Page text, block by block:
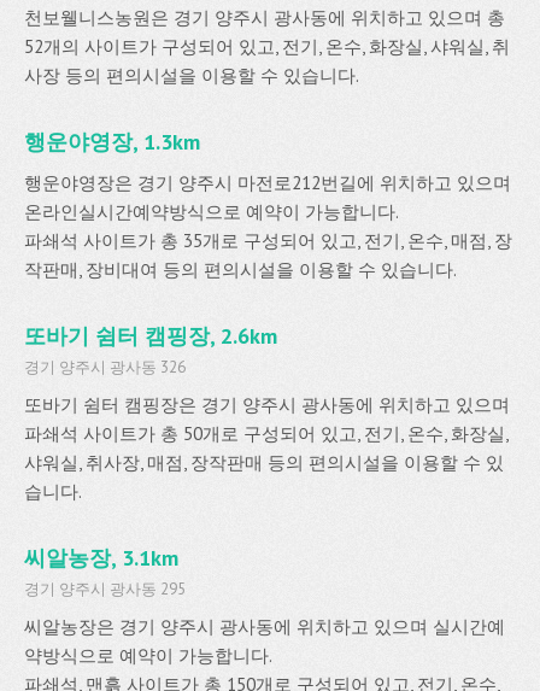
천보웰니스농원은 경기 양주시 광사동에 위치하고 있으며 총
52개의 사이트가 구성되어 있고, 전기, 온수, 화장실, 샤워실, 취
사장 등의 편의시설을 이용할 수 있습니다.
행운야영장, 1.3km
행운야영장은 경기 양주시 마전로212번길에 위치하고 있으며
온라인실시간예약방식으로 예약이 가능합니다.
파쇄석 사이트가 총 35개로 구성되어 있고, 전기, 온수, 매점, 장
작판매, 장비대여 등의 편의시설을 이용할 수 있습니다.
또바기 쉼터 캠핑장, 2.6km
경기 양주시 광사동 326
또바기 쉼터 캠핑장은 경기 양주시 광사동에 위치하고 있으며
파쇄석 사이트가 총 50개로 구성되어 있고, 전기, 온수, 화장실,
샤워실, 취사장, 매점, 장작판매 등의 편의시설을 이용할 수 있
습니다.
씨알농장, 3.1km
경기 양주시 광사동 295
씨알농장은 경기 양주시 광사동에 위치하고 있으며 실시간예
약방식으로 예약이 가능합니다.
파쇄석, 맨흙 사이트가 총 150개로 구성되어 있고, 전기, 온수,